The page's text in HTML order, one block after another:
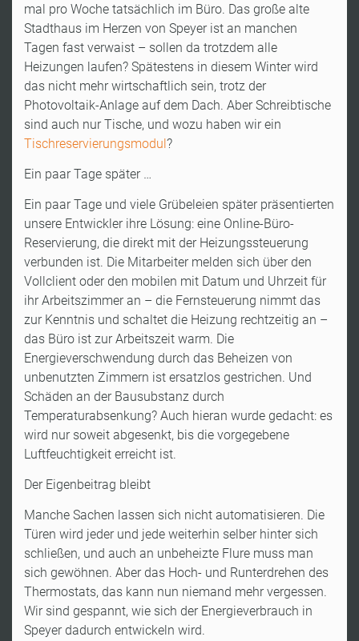
mal pro Woche tatsächlich im Büro. Das große alte
Stadthaus im Herzen von Speyer ist an manchen
Tagen fast verwaist – sollen da trotzdem alle
Heizungen laufen? Spätestens in diesem Winter wird
das nicht mehr wirtschaftlich sein, trotz der
Photovoltaik-Anlage auf dem Dach. Aber Schreibtische
sind auch nur Tische, und wozu haben wir ein
Tischreservierungsmodul?
Ein paar Tage später …
Ein paar Tage und viele Grübeleien später präsentierten
unsere Entwickler ihre Lösung: eine Online-Büro-
Reservierung, die direkt mit der Heizungssteuerung
verbunden ist. Die Mitarbeiter melden sich über den
Vollclient oder den mobilen mit Datum und Uhrzeit für
ihr Arbeitszimmer an – die Fernsteuerung nimmt das
zur Kenntnis und schaltet die Heizung rechtzeitig an –
das Büro ist zur Arbeitszeit warm. Die
Energieverschwendung durch das Beheizen von
unbenutzten Zimmern ist ersatzlos gestrichen. Und
Schäden an der Bausubstanz durch
Temperaturabsenkung? Auch hieran wurde gedacht: es
wird nur soweit abgesenkt, bis die vorgegebene
Luftfeuchtigkeit erreicht ist.
Der Eigenbeitrag bleibt
Manche Sachen lassen sich nicht automatisieren. Die
Türen wird jeder und jede weiterhin selber hinter sich
schließen, und auch an unbeheizte Flure muss man
sich gewöhnen. Aber das Hoch- und Runterdrehen des
Thermostats, das kann nun niemand mehr vergessen.
Wir sind gespannt, wie sich der Energieverbrauch in
Speyer dadurch entwickeln wird.